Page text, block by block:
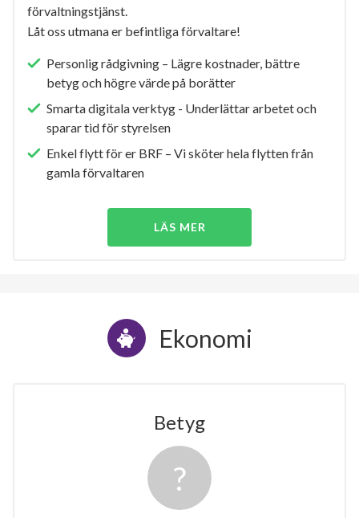
förvaltningstjänst.
Låt oss utmana er befintliga förvaltare!
Personlig rådgivning – Lägre kostnader, bättre
betyg och högre värde på borätter
Smarta digitala verktyg - Underlättar arbetet och
sparar tid för styrelsen
Enkel flytt för er BRF – Vi sköter hela flytten från
gamla förvaltaren
LÄS MER
Ekonomi
Betyg